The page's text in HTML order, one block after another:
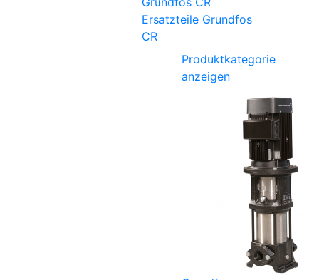
Ersatzteile Grundfos
CR
Produktkategorie
anzeigen